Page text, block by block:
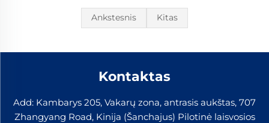
Ankstesnis Kitas
Kontaktas
Add: Kambarys 205, Vakarų zona, antrasis aukštas, 707
Zhangyang Road, Kinija (Šanchajus) Pilotinė laisvosios